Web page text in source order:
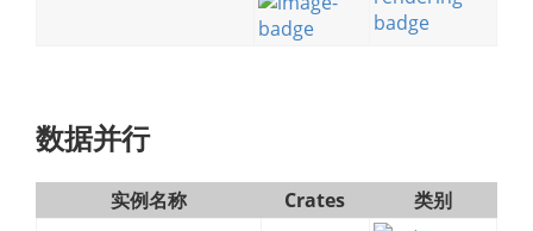
数据并行
实例名称 Crates 类别